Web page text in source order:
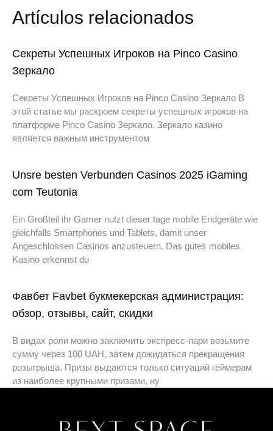
Artículos relacionados
Секреты Успешных Игроков на Pinco Casino
Зеркало
Секреты Успешных Игроков на Pinco Casino Зеркало В
этой статье мы раскроем секреты успешных игроков на
платформе Pinco Casino Зеркало. Зеркало казино
является важным инструментом
Unsre besten Verbunden Casinos 2025 iGaming
com Teutonia
Ein Großteil ihr Gamer nutzt dieser tage mobile Endgeräte wie
gleichfalls Smartphones und Tablets, damit unser
Angeschlossen Casinos anzusteuern. Das gutes mobiles
Kasino erkennst du
Фавбет Favbet букмекерская администрация:
обзор, отзывы, сайт, скидки
В видах роли можно заключить экспресс-пари возьмите
сумму через 100 UAH, затем дожидаться прекращения
розыгрыша. Призы выдаются только ситуаций геймерам
из наиболее крупными призами, ну